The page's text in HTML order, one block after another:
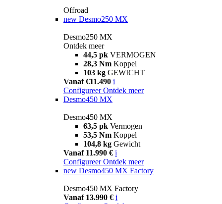
Offroad
new Desmo250 MX
Desmo250 MX
Ontdek meer
44,5 pk VERMOGEN
28,3 Nm Koppel
103 kg GEWICHT
Vanaf €11.490 i
Configureer Ontdek meer
Desmo450 MX
Desmo450 MX
63,5 pk Vermogen
53,5 Nm Koppel
104,8 kg Gewicht
Vanaf 11.990 € i
Configureer Ontdek meer
new Desmo450 MX Factory
Desmo450 MX Factory
Vanaf 13.990 € i